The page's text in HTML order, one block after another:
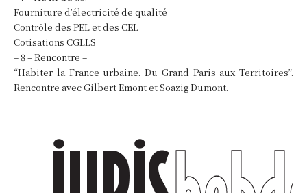
Fourniture d’électricité de qualité
Contrôle des PEL et des CEL
Cotisations CGLLS
– 8 – Rencontre –
“Habiter la France urbaine. Du Grand Paris aux Territoires”.
Rencontre avec Gilbert Emont et Soazig Dumont.
..